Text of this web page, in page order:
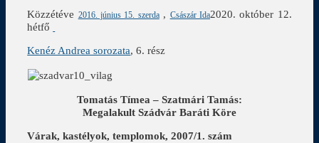
Közzétéve 2016. június 15. szerda , Császár Ida2020. október 12.
hétfő
Kenéz Andrea sorozata, 6. rész
Tomatás Tímea – Szatmári Tamás:
Megalakult Szádvár Baráti Köre
Várak, kastélyok, templomok, 2007/1. szám